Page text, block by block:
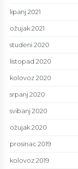
lipanj 2021
ožujak 2021
studeni 2020
listopad 2020
kolovoz 2020
srpanj 2020
svibanj 2020
ožujak 2020
prosinac 2019
kolovoz 2019